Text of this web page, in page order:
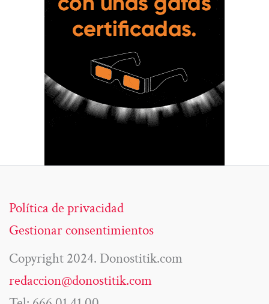
Política de privacidad
Gestionar consentimientos
Copyright 2024. Donostitik.com
redaccion@donostitik.com